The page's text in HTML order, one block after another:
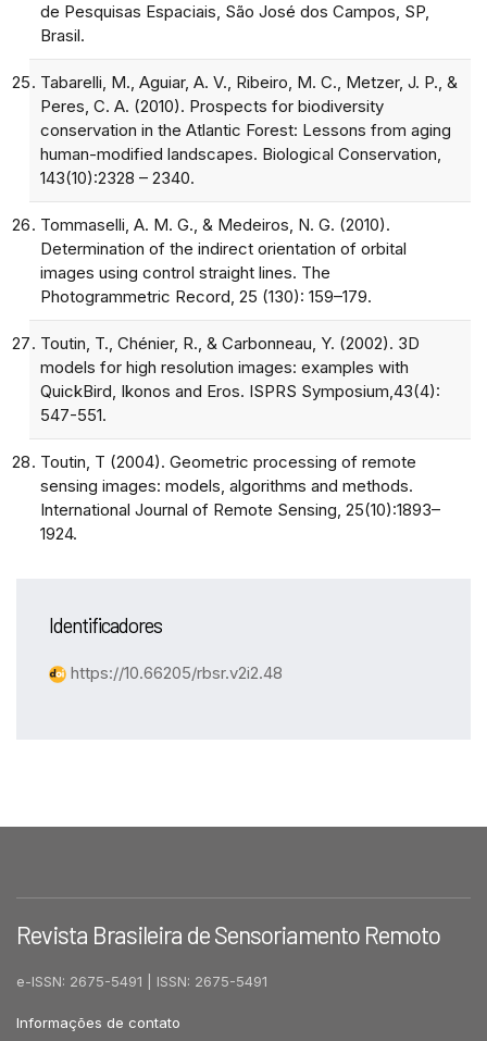
de Pesquisas Espaciais, São José dos Campos, SP,
Brasil.
Tabarelli, M., Aguiar, A. V., Ribeiro, M. C., Metzer, J. P., &
Peres, C. A. (2010). Prospects for biodiversity
conservation in the Atlantic Forest: Lessons from aging
human-modified landscapes. Biological Conservation,
143(10):2328 – 2340.
Tommaselli, A. M. G., & Medeiros, N. G. (2010).
Determination of the indirect orientation of orbital
images using control straight lines. The
Photogrammetric Record, 25 (130): 159–179.
Toutin, T., Chénier, R., & Carbonneau, Y. (2002). 3D
models for high resolution images: examples with
QuickBird, Ikonos and Eros. ISPRS Symposium,43(4):
547-551.
Toutin, T (2004). Geometric processing of remote
sensing images: models, algorithms and methods.
International Journal of Remote Sensing, 25(10):1893–
1924.
Identificadores
https://10.66205/rbsr.v2i2.48
Revista Brasileira de Sensoriamento Remoto
e-ISSN: 2675-5491 | ISSN: 2675-5491
Informações de contato